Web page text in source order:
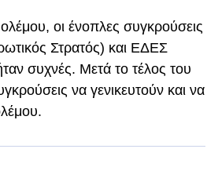
οι ένοπλες συγκρούσεις
Στρατός) και ΕΔΕΣ
συχνές. Μετά το τέλος του
να γενικευτούν και να